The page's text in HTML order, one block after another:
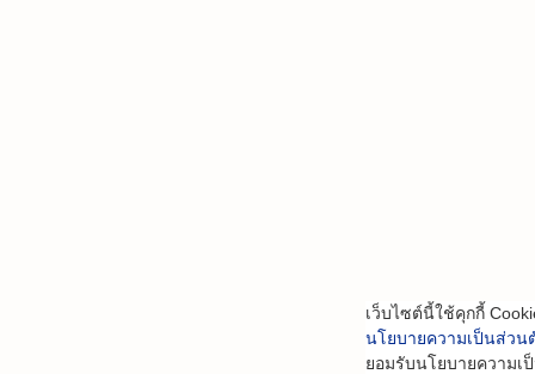
เว็บไซต์นี้ใช้คุกกี้
นโยบายความเป็นส่วน
ยอมรับนโยบายความเ